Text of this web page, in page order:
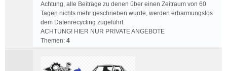
Achtung, alle Beiträge zu denen über einen Zeitraum von 60
Tagen nichts mehr geschrieben wurde, werden erbarmungslos
dem Datenrecycling zugeführt.
ACHTUNG! HIER NUR PRIVATE ANGEBOTE
Themen: 4